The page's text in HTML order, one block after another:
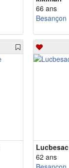
66 ans
Besançon
Lucbesac
62 ans